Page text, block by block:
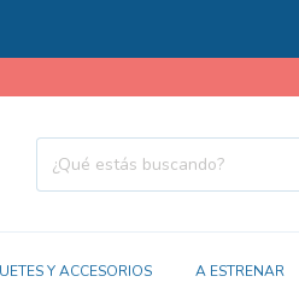
Y ACCESORIOS A ESTRENAR